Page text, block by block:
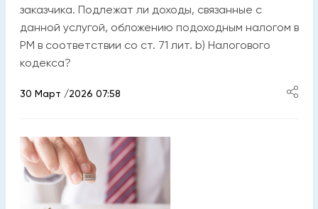
заказчика. Подлежат ли доходы, связанные с
данной услугой, обложению подоходным налогом в
РМ в соответствии со ст. 71 лит. b) Налогового
кодекса?
30 Март /2026 07:58